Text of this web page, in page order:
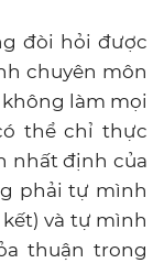
đòi hỏi được
chuyên môn
làm mọi
thể chỉ thực
nhất định của
phải tự mình
và tự mình
thuận trong